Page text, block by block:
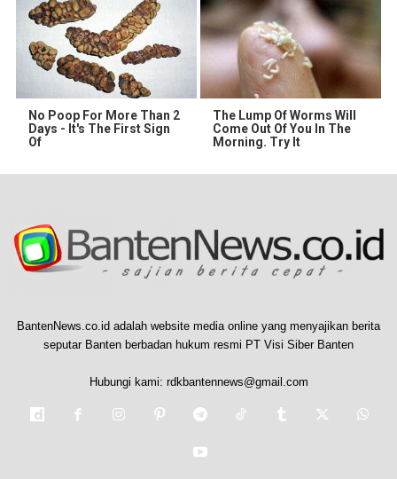
No Poop For More Than 2
Days - It's The First Sign
Of
The Lump Of Worms Will
Come Out Of You In The
Morning. Try It
BantenNews.co.id adalah website media online yang menyajikan berita
seputar Banten berbadan hukum resmi PT Visi Siber Banten
Hubungi kami: rdkbantennews@gmail.com